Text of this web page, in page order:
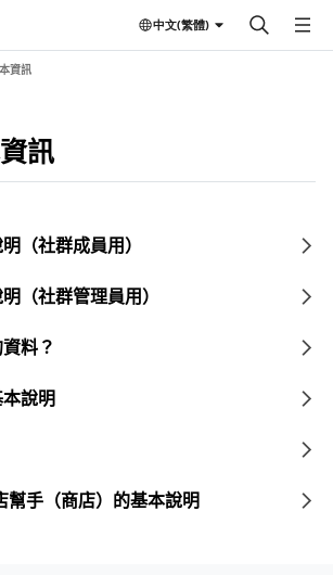
中文(繁體)
資訊
訊
（社群成員用）
（社群管理員用）
料？
說明
幫手（商店）的基本說明